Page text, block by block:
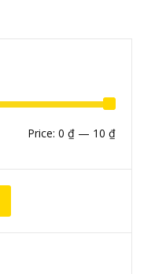
Min
Max
Price: 0 ₫ — 10 ₫